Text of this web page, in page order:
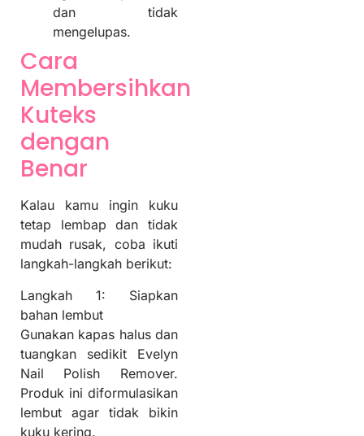
dan tidak
mengelupas.
Cara
Membersihkan
Kuteks
dengan
Benar
Kalau kamu ingin kuku
tetap lembap dan tidak
mudah rusak, coba ikuti
langkah-langkah berikut:
Langkah 1: Siapkan
bahan lembut
Gunakan kapas halus dan
tuangkan sedikit Evelyn
Nail Polish Remover.
Produk ini diformulasikan
lembut agar tidak bikin
kuku kering.